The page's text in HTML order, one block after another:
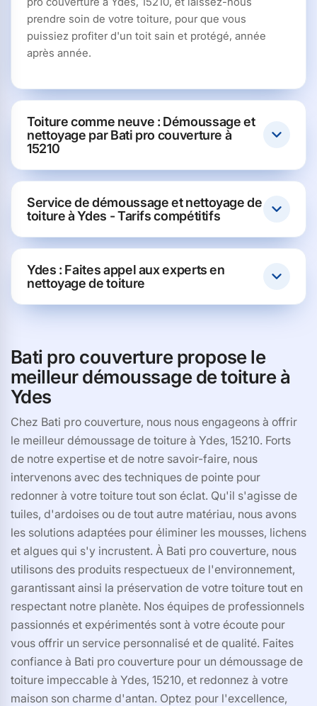
prendre soin de votre toiture, pour que vous
puissiez profiter d'un toit sain et protégé, année
après année.
Toiture comme neuve : Démoussage et
nettoyage par Bati pro couverture à
15210
Service de démoussage et nettoyage de
toiture à Ydes - Tarifs compétitifs
Ydes : Faites appel aux experts en
nettoyage de toiture
Bati pro couverture propose le
meilleur démoussage de toiture à
Ydes
Chez Bati pro couverture, nous nous engageons à offrir
le meilleur démoussage de toiture à Ydes, 15210. Forts
de notre expertise et de notre savoir-faire, nous
intervenons avec des techniques de pointe pour
redonner à votre toiture tout son éclat. Qu'il s'agisse de
tuiles, d'ardoises ou de tout autre matériau, nous avons
les solutions adaptées pour éliminer les mousses, lichens
et algues qui s'y incrustent. À Bati pro couverture, nous
utilisons des produits respectueux de l'environnement,
garantissant ainsi la préservation de votre toiture tout en
respectant notre planète. Nos équipes de professionnels
passionnés et expérimentés sont à votre écoute pour
vous offrir un service personnalisé et de qualité. Faites
confiance à Bati pro couverture pour un démoussage de
toiture impeccable à Ydes, 15210, et redonnez à votre
maison son charme d'antan. Optez pour l'excellence,